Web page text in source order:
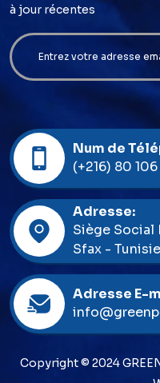
à jour récentes
Num de
(+216) 80
Adresse:
Siège Social
Sfax - Tunisie
Adresse E-
Copyright © 2024